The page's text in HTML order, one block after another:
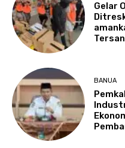
Gelar
BANUA